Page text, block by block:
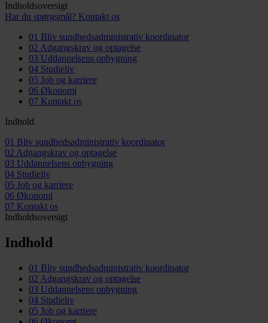
Indholdsoversigt
Har du spørgsmål? Kontakt os
01 Bliv sundhedsadministrativ koordinator
02 Adgangskrav og optagelse
03 Uddannelsens opbygning
04 Studieliv
05 Job og karriere
06 Økonomi
07 Kontakt os
Indhold
01 Bliv sundhedsadministrativ koordinator
02 Adgangskrav og optagelse
03 Uddannelsens opbygning
04 Studieliv
05 Job og karriere
06 Økonomi
07 Kontakt os
Indholdsoversigt
Indhold
01 Bliv sundhedsadministrativ koordinator
02 Adgangskrav og optagelse
03 Uddannelsens opbygning
04 Studieliv
05 Job og karriere